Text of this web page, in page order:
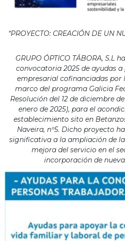
“PROYECTO: CREACIÓN DE UN
GRUPO ÓPTICO TÁBORA, S.L
convocatoria 2025 de ayudas
empresarial cofinanciadas por
marco del programa Galicia
Resolución del 12 de diciembre
enero de 2025), para el
establecimiento sito en
Naveira, nº5. Dicho proyecto
significativa a la ampliación de
mejora del servicio en el
incorporación de